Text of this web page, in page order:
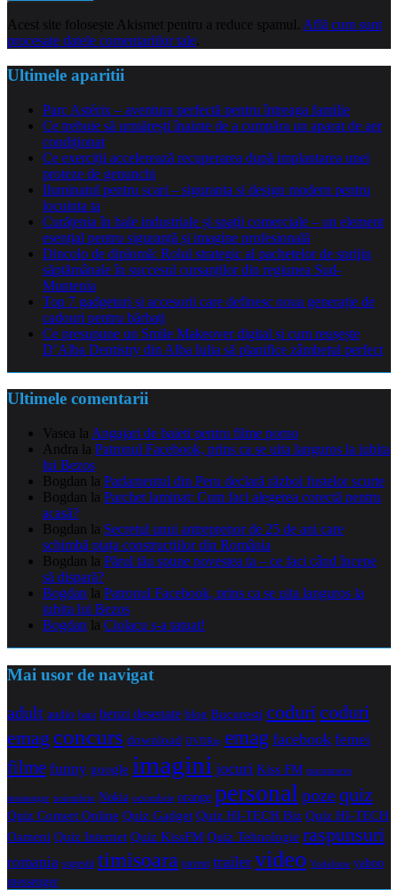
Acest site folosește Akismet pentru a reduce spamul. Află cum sunt
procesate datele comentariilor tale
Ultimele aparitii
Parc Astérix – aventura perfectă pentru întreaga familie
Ce trebuie să urmărești înainte de a cumpăra un aparat de aer
condiționat
Ce exerciții accelerează recuperarea după implantarea unei
proteze de genunchi
Iluminatul pentru scari – siguranta si design modern pentru
locuinta ta
Curățenia în hale industriale și spații comerciale – un element
esențial pentru siguranță și imagine profesională
Dincolo de diplomă: Rolul strategic al pachetelor de sprijin
săptămânale în succesul cursanților din regiunea Sud-
Muntenia
Top 7 gadgeturi și accesorii care definesc noua generație de
cadouri pentru bărbați
Ce presupune un Smile Makeover digital și cum reușește
D’Alba Dentistry din Alba Iulia să planifice zâmbetul perfect
Ultimele comentarii
Vasea la Angajari de baieti pentru filme porno
Andra la Patronul Facebook, prins ca se uita languros la iubita
lui Bezos
Bogdan la Parlamentul din Peru declară război fustelor scurte
Bogdan la Parchet laminat: Cum faci alegerea corectă pentru
acasă?
Bogdan la Secretul unui antreprenor de 25 de ani care
schimbă piața construcțiilor din România
Bogdan la Părul tău spune povestea ta – ce faci când începe
să dispară?
Bogdan la Patronul Facebook, prins ca se uita languros la
iubita lui Bezos
Bogdan la Ciolacu s-a tatuat!
Mai usor de navigat
adult audio bani benzi desenate blog Bucuresti coduricoduri
emag concurs download DVDRip emag facebook femei
filme funny google imagini jocuri Kiss FM maramures
messenger noiembrie Nokia octombrie orange personal pozequiz
Quiz Comert Online Quiz Gadget Quiz HI-TECH Biz Quiz HI-TECH
Oameni Quiz Internet Quiz KissFM Quiz Tehnologie raspunsuri
romania sugestii timisoara torrent trailer video Vodafone yahoo
messenger